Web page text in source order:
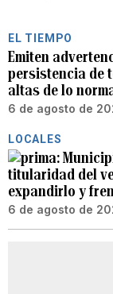
EL TIEMPO
Emiten
persistencia de
altas de lo
6 de agosto de
LOCALES
titularidad del
expandirlo y
6 de agosto de